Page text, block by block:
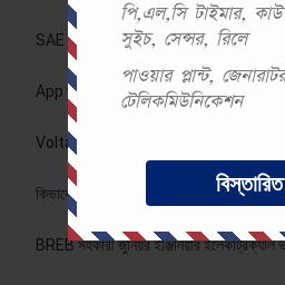
পি,এল,সি টাইমার,
সুইচ, সেন্সর, রিলে
পাওয়ার প্লান্ট,
টেলিকমিউনিকেশন
বিস্তারিত
SAE চাকরির প্রস্তুতি ভিডিও কোর্স
App সাবস্ক্রিপশনে কি কি থাকছে?
Voltage Lab Telegram চ্যানেলে যোগ দিন
কিভাবে একটি ভালো সিভি তৈরি করতে হয়? |
BREB সহকারী জুনিয়র ইঞ্জিনিয়ার